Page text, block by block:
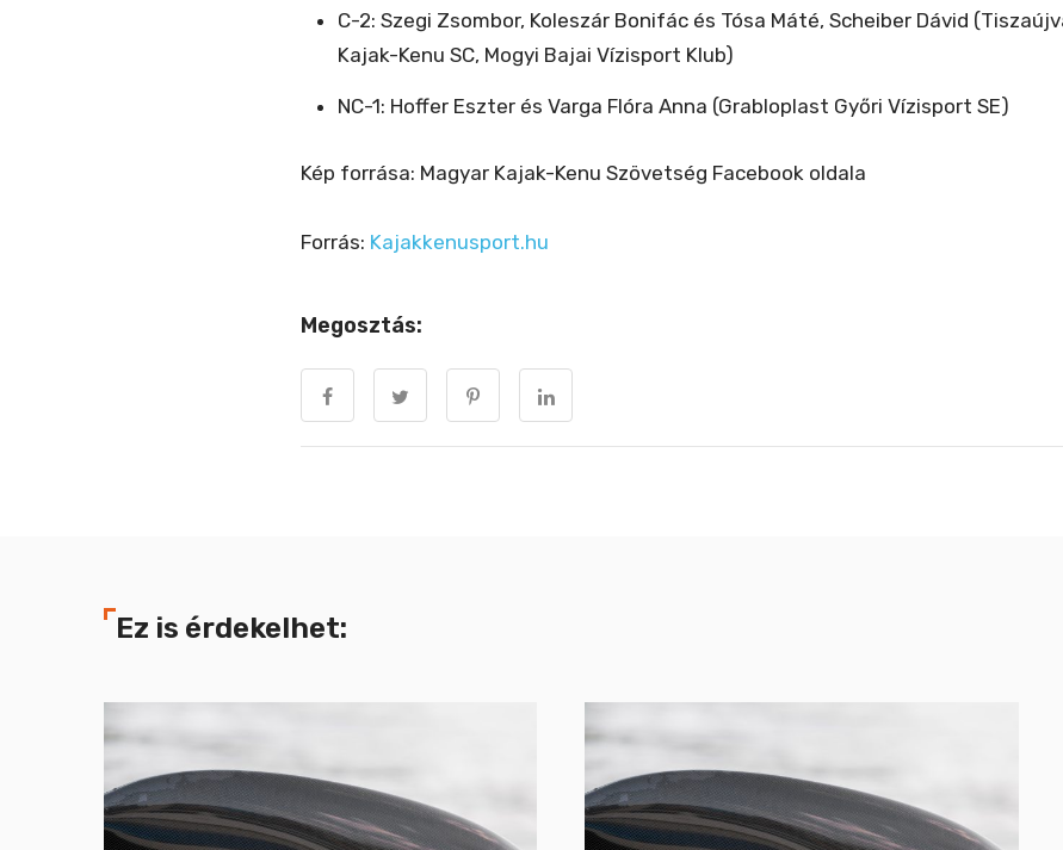
C-2: Szegi Zsombor, Koleszár Bonifác és Tósa Máté, Scheiber Dávid
Kajak-Kenu SC, Mogyi Bajai Vízisport Klub)
NC-1: Hoffer Eszter és Varga Flóra Anna (Grabloplast Győri Vízisport SE)
Kép forrása: Magyar Kajak-Kenu Szövetség Facebook oldala
Forrás: Kajakkenusport.hu
Megosztás:
Ez is érdekelhet: